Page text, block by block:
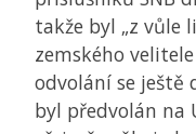
takže byl „z vůle
zemského
odvolání se ještě
byl předvolán na